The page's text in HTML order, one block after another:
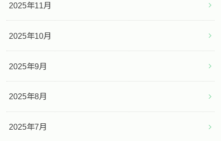
2025年11月
2025年10月
2025年9月
2025年8月
2025年7月